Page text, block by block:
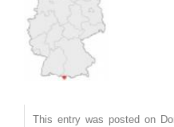
This entry was posted on